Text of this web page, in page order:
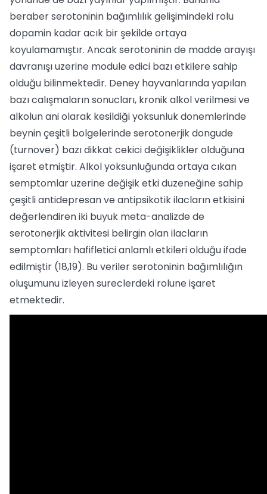
beraber serotoninin bağımlılık gelişimindeki rolu
dopamin kadar acık bir şekilde ortaya
koyulamamıştır. Ancak serotoninin de madde arayışı
davranışı uzerine module edici bazı etkilere sahip
olduğu bilinmektedir. Deney hayvanlarında yapılan
bazı calışmaların sonucları, kronik alkol verilmesi ve
alkolun ani olarak kesildiği yoksunluk donemlerinde
beynin çeşitli bolgelerinde serotonerjik dongude
(turnover) bazı dikkat cekici değişiklikler olduğuna
işaret etmiştir. Alkol yoksunluğunda ortaya cıkan
semptomlar uzerine değişik etki duzeneğine sahip
çeşitli antidepresan ve antipsikotik ilacların etkisini
değerlendiren iki buyuk meta-analizde de
serotonerjik aktivitesi belirgin olan ilacların
semptomları hafifletici anlamlı etkileri olduğu ifade
edilmiştir (18,19). Bu veriler serotoninin bağımlılığın
oluşumunu izleyen sureclerdeki rolune işaret
etmektedir.